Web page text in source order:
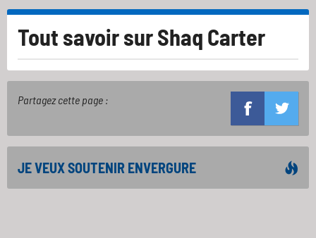
Tout savoir surShaq Carter
Partagez cette page :
JE VEUX SOUTENIR ENVERGURE